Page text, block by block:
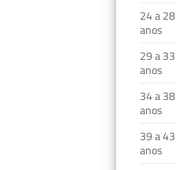
24 a 28
anos
29 a 33
anos
34 a 38
anos
39 a 43
anos